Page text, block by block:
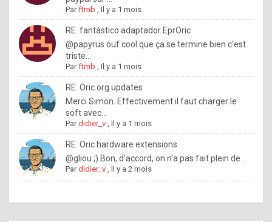
t
o
n
o
w
h
o
w
o
Parftmb ,Il y a 1 mois
RE: fantástico adaptador EprOric
@papyrus ouf cool que ça se termine bien c'est
triste...
Parftmb ,Il y a 1 mois
RE: Oric.org updates
Merci Simon. Effectivement il faut charger le
soft avec...
Pardidier_v ,Il y a 1 mois
RE: Oric hardware extensions
@gliou ;) Bon, d'accord, on n'a pas fait plein de ...
Pardidier_v ,Il y a 2 mois